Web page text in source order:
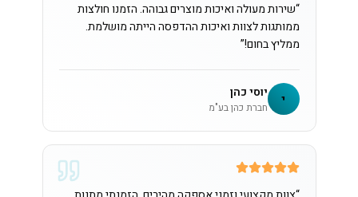
“שירות מעולה ואיכות מוצרים גבוהה. הזמנו חולצות
ממותגות לצוות ואיכות ההדפסה הייתה מושלמת.
ממליץ בחום!”
י יוסי כהן
חברת כהן בע"מ